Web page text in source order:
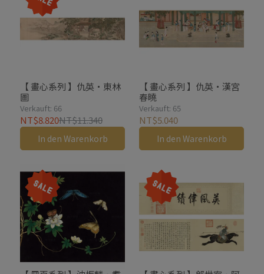
【 畫心系列 】仇英・東林
圖
Verkauft: 66
NT$8.820NT$11.340
In den Warenkorb
【 畫心系列 】仇英・漢宮
春曉
Verkauft: 65
NT$5.040
In den Warenkorb